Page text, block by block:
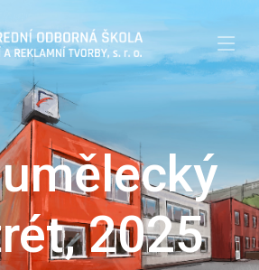
umělecký
2025